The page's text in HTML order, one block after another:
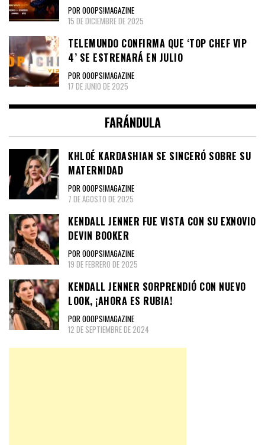
POR OOOPS!MAGAZINE
15 DE DICIEMBRE DE 2025
TELEMUNDO CONFIRMA QUE ‘TOP CHEF VIP
4’ SE ESTRENARÁ EN JULIO
POR OOOPS!MAGAZINE
17 DE JUNIO DE 2025
FARÁNDULA
KHLOÉ KARDASHIAN SE SINCERÓ SOBRE SU
MATERNIDAD
POR OOOPS!MAGAZINE
7 DE AGOSTO DE 2025
KENDALL JENNER FUE VISTA CON SU EXNOVIO
DEVIN BOOKER
POR OOOPS!MAGAZINE
19 DE FEBRERO DE 2025
KENDALL JENNER SORPRENDIÓ CON NUEVO
LOOK, ¡AHORA ES RUBIA!
POR OOOPS!MAGAZINE
12 DE SEPTIEMBRE DE 2024